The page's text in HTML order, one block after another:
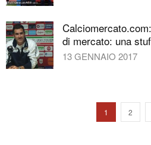
di mercato: una
13 GENNAIO 2017
1 2